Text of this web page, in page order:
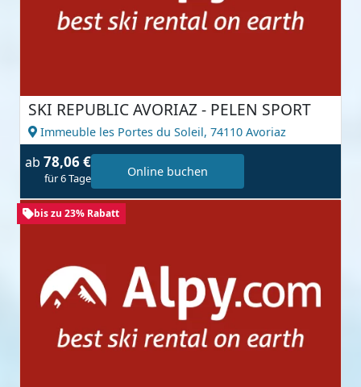
SKI REPUBLIC AVORIAZ - PELEN SPORT
Immeuble les Portes du Soleil, 74110 Avoriaz
ab 78,06 €
für 6 Tage Online buchen
bis zu 23% Rabatt